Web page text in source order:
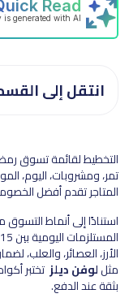
تمر، ومشروبات، اليوم،
المتاجر تقدم أفضل
الأرز، العصائر،
مثللوفن ديلز تختبر
بثقة عند الدفع.
انتقل إلى